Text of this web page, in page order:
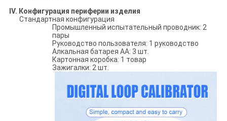
IV. Конфигурация периферии изделия
Стандартная конфигурация
Промышленный испытательный проводник: 2
пары
Руководство пользователя: 1 руководство
Алкальная батарея AA: 3 шт.
Картонная коробка: 1 товар
Зажигалки: 2 шт.